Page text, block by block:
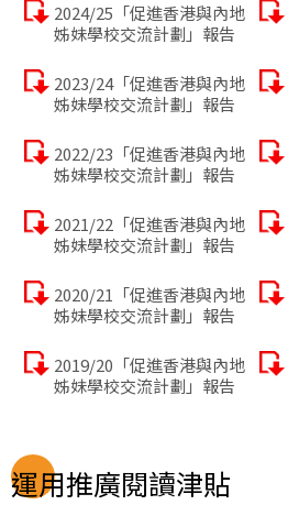
2024/25「促進香港與內地
姊妹學校交流計劃」報告
2023/24「促進香港與內地
姊妹學校交流計劃」報告
2022/23「促進香港與內地
姊妹學校交流計劃」報告
2021/22「促進香港與內地
姊妹學校交流計劃」報告
2020/21「促進香港與內地
姊妹學校交流計劃」報告
2019/20「促進香港與內地
姊妹學校交流計劃」報告
運用推廣閱讀津貼